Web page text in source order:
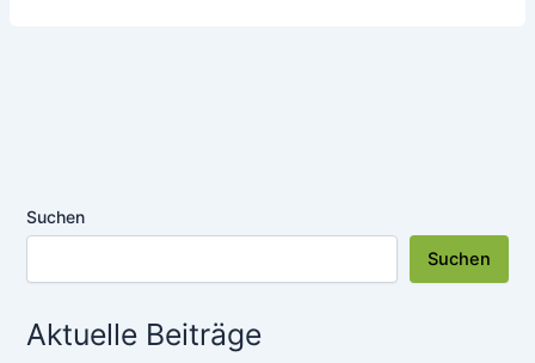
Suchen
Suchen
Aktuelle Beiträge